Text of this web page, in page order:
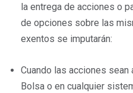
la entrega de acciones o
de opciones sobre las
exentos se imputarán:
Cuando las acciones
Bolsa o en cualquier